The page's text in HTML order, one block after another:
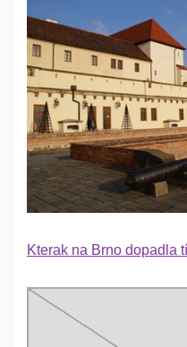
Kterak na Brno dopadla